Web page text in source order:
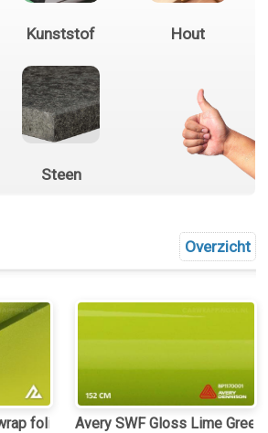
Kunststof Hout
Steen
Overzicht
folie Avery SWF Gloss Lime